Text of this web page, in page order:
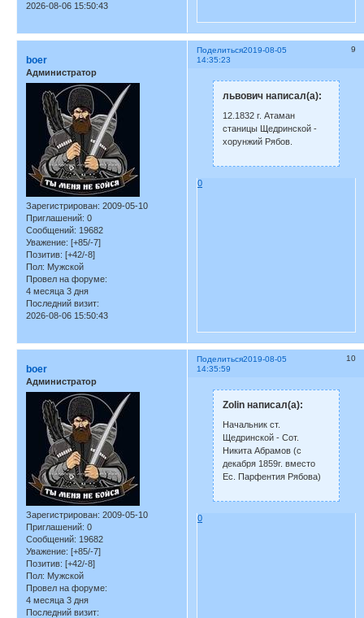
2026-08-06 15:50:43
Поделиться 9
2019-08-05
14:35:23
boer
Администратор
Зарегистрирован: 2009-05-10
Приглашений: 0
Сообщений: 19682
Уважение: [+85/-7]
Позитив: [+42/-8]
Пол: Мужской
Провел на форуме:
4 месяца 3 дня
Последний визит:
2026-08-06 15:50:43
львович написал(а):
12.1832 г. Атаман
станицы Щедринской -
хорунжий Рябов.
0
Поделиться 10
2019-08-05
14:35:59
boer
Администратор
Зарегистрирован: 2009-05-10
Приглашений: 0
Сообщений: 19682
Уважение: [+85/-7]
Позитив: [+42/-8]
Пол: Мужской
Провел на форуме:
4 месяца 3 дня
Последний визит:
Zolin написал(а):
Начальник ст.
Щедринской - Сот.
Никита Абрамов (с
декабря 1859г. вместо
Ес. Парфентия Рябова)
0